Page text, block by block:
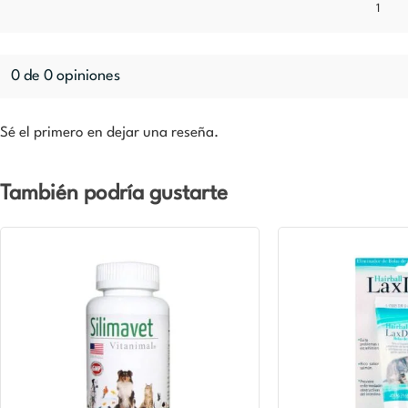
1
0 de 0 opiniones
Sé el primero en dejar una reseña.
También podría gustarte